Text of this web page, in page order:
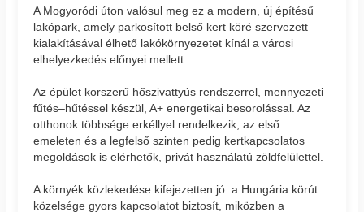
A Mogyoródi úton valósul meg ez a modern, új építésű
lakópark, amely parkosított belső kert köré szervezett
kialakításával élhető lakókörnyezetet kínál a városi
elhelyezkedés előnyei mellett.
Az épület korszerű hőszivattyús rendszerrel, mennyezeti
fűtés–hűtéssel készül, A+ energetikai besorolással. Az
otthonok többsége erkéllyel rendelkezik, az első
emeleten és a legfelső szinten pedig kertkapcsolatos
megoldások is elérhetők, privát használatú zöldfelülettel.
A környék közlekedése kifejezetten jó: a Hungária körút
közelsége gyors kapcsolatot biztosít, miközben a